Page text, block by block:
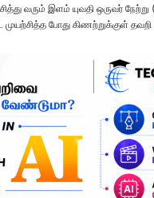
வரும் இளம் யுவதி ஒருவர்
போது கிணற்றுக்குள் தவறி